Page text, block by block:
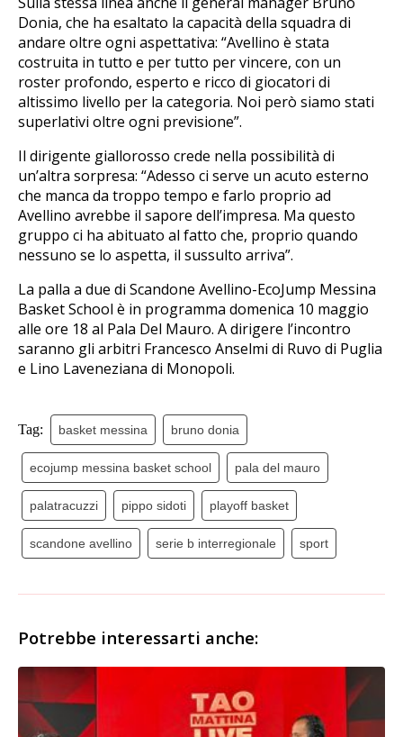
Donia, che ha esaltato la capacità della squadra di
andare oltre ogni aspettativa: “Avellino è stata
costruita in tutto e per tutto per vincere, con un
roster profondo, esperto e ricco di giocatori di
altissimo livello per la categoria. Noi però siamo stati
superlativi oltre ogni previsione”.
Il dirigente giallorosso crede nella possibilità di
un’altra sorpresa: “Adesso ci serve un acuto esterno
che manca da troppo tempo e farlo proprio ad
Avellino avrebbe il sapore dell’impresa. Ma questo
gruppo ci ha abituato al fatto che, proprio quando
nessuno se lo aspetta, il sussulto arriva”.
La palla a due di Scandone Avellino-EcoJump Messina
Basket School è in programma domenica 10 maggio
alle ore 18 al Pala Del Mauro. A dirigere l’incontro
saranno gli arbitri Francesco Anselmi di Ruvo di Puglia
e Lino Laveneziana di Monopoli.
Tag: basket messina bruno donia
ecojump messina basket school pala del mauro
palatracuzzi pippo sidoti playoff basket
scandone avellino serie b interregionale sport
Potrebbe interessarti anche: